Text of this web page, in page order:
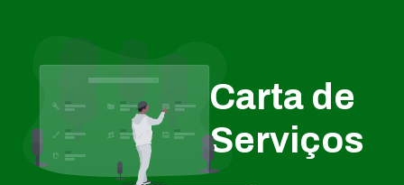
Carta de
Serviços